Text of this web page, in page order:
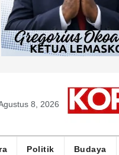
8, 2026
Politik Budaya